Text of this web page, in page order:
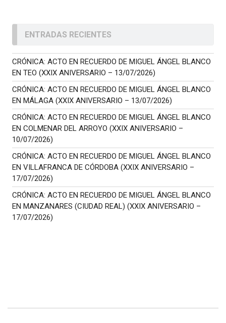
ENTRADAS RECIENTES
CRÓNICA: ACTO EN RECUERDO DE MIGUEL ÁNGEL BLANCO
EN TEO (XXIX ANIVERSARIO – 13/07/2026)
CRÓNICA: ACTO EN RECUERDO DE MIGUEL ÁNGEL BLANCO
EN MÁLAGA (XXIX ANIVERSARIO – 13/07/2026)
CRÓNICA: ACTO EN RECUERDO DE MIGUEL ÁNGEL BLANCO
EN COLMENAR DEL ARROYO (XXIX ANIVERSARIO –
10/07/2026)
CRÓNICA: ACTO EN RECUERDO DE MIGUEL ÁNGEL BLANCO
EN VILLAFRANCA DE CÓRDOBA (XXIX ANIVERSARIO –
17/07/2026)
CRÓNICA: ACTO EN RECUERDO DE MIGUEL ÁNGEL BLANCO
EN MANZANARES (CIUDAD REAL) (XXIX ANIVERSARIO –
17/07/2026)